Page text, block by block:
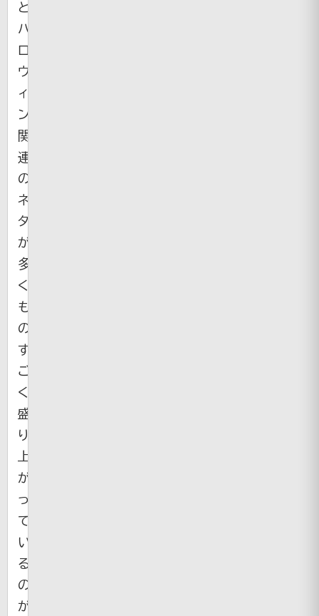
と
ハ
ロ
ウ
ィ
ン
関
連
の
ネ
タ
が
多
く、
も
の
す
ご
く
盛
り
上
が
っ
て
い
る
の
が